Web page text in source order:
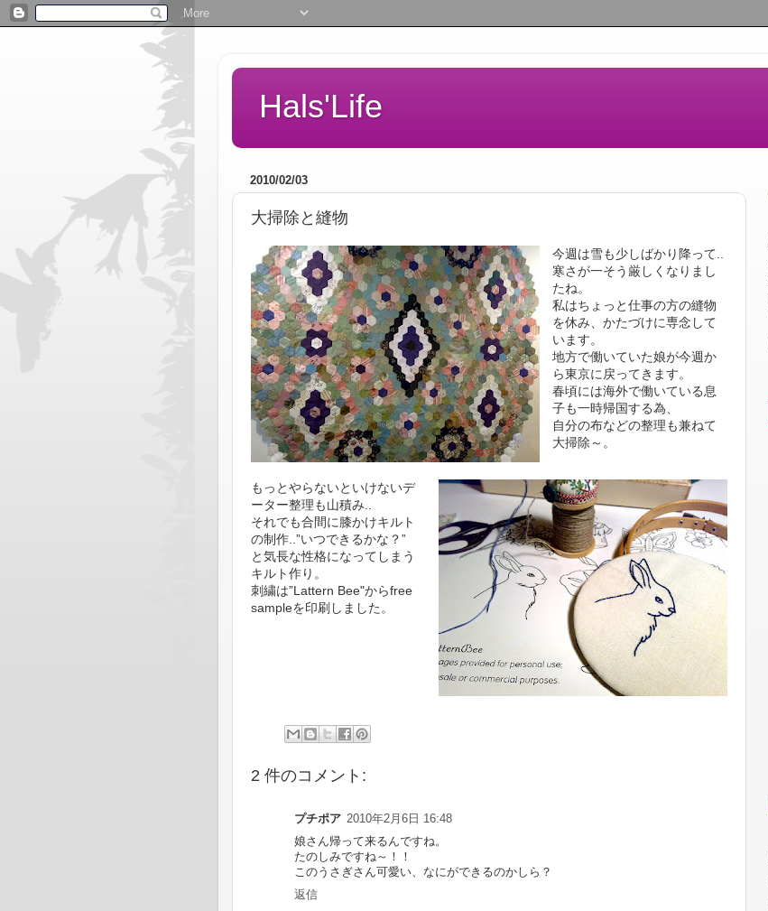
Hals'Life
2010/02/03
大掃除と縫物
今週は雪も少しばかり降って..
寒さが一そう厳しくなりまし
たね。
私はちょっと仕事の方の縫物
を休み、かたづけに専念して
います。
地方で働いていた娘が今週か
ら東京に戻ってきます。
春頃には海外で働いている息
子も一時帰国する為、
自分の布などの整理も兼ねて
大掃除～。
もっとやらないといけないデ
ーター整理も山積み..
それでも合間に膝かけキルト
の制作..”いつできるかな？”
と気長な性格になってしまう
キルト作り。
刺繍は”Lattern Bee"からfree
sampleを印刷しました。
2 件のコメント:
プチポア 2010年2月6日 16:48
娘さん帰って来るんですね。
たのしみですね～！！
このうさぎさん可愛い、なにができるのかしら？
返信